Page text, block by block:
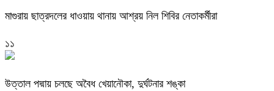
মাগুরায় ছাত্রদলের ধাওয়ায় থানায় আশ্রয় নিল শিবির নেতাকর্মীরা
১১
উত্তাল পদ্মায় চলছে অবৈধ খেয়ানৌকা, দুর্ঘটনার শঙ্কা